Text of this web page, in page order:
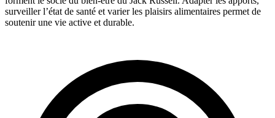
surveiller l’état de santé et varier les plaisirs alimentaires permet de
soutenir une vie active et durable.